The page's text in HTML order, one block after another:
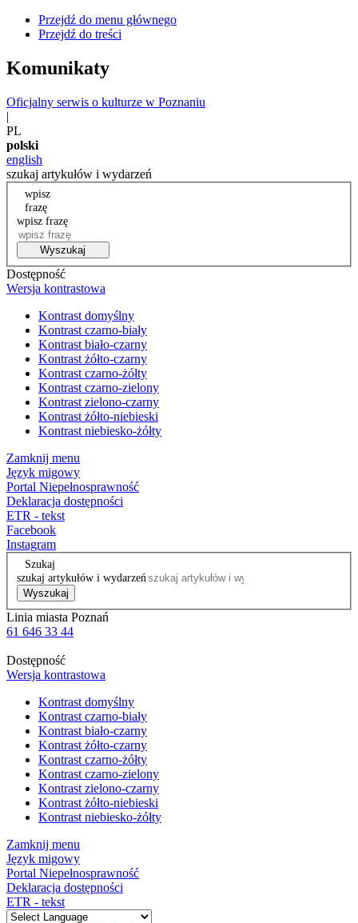
Przejdź do menu głównego
Przejdź do treści
Komunikaty
Oficjalny serwis o kulturze w Poznaniu
|
PL
polski
english
szukaj artykułów i wydarzeń
wpisz
frazę
wpisz frazę
Wyszukaj
Dostępność
Wersja kontrastowa
Kontrast domyślny
Kontrast czarno-biały
Kontrast biało-czarny
Kontrast żółto-czarny
Kontrast czarno-żółty
Kontrast czarno-zielony
Kontrast zielono-czarny
Kontrast żółto-niebieski
Kontrast niebiesko-żółty
Zamknij menu
Język migowy
Portal Niepełnosprawność
Deklaracja dostępności
ETR - tekst
Facebook
Instagram
Szukaj
szukaj artykułów i wydarzeń
Wyszukaj
Linia miasta Poznań
61 646 33 44
Dostępność
Wersja kontrastowa
Kontrast domyślny
Kontrast czarno-biały
Kontrast biało-czarny
Kontrast żółto-czarny
Kontrast czarno-żółty
Kontrast czarno-zielony
Kontrast zielono-czarny
Kontrast żółto-niebieski
Kontrast niebiesko-żółty
Zamknij menu
Język migowy
Portal Niepełnosprawność
Deklaracja dostępności
ETR - tekst